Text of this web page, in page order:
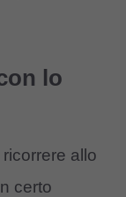
lo
allo
certo